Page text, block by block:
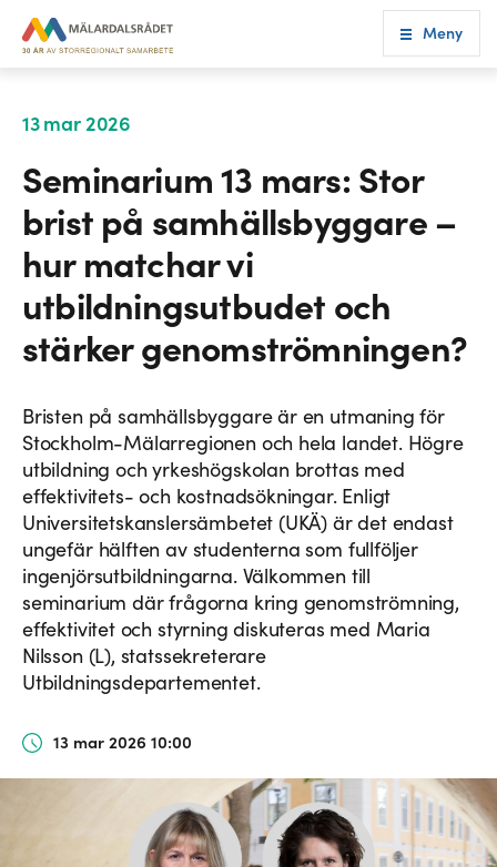
Meny
13 mar 2026
Seminarium 13 mars: Stor
brist på samhällsbyggare –
hur matchar vi
utbildningsutbudet och
stärker genomströmningen?
Bristen på samhällsbyggare är en utmaning för
Stockholm-Mälarregionen och hela landet. Högre
utbildning och yrkeshögskolan brottas med
effektivitets- och kostnadsökningar. Enligt
Universitetskanslersämbetet (UKÄ) är det endast
ungefär hälften av studenterna som fullföljer
ingenjörsutbildningarna. Välkommen till
seminarium där frågorna kring genomströmning,
effektivitet och styrning diskuteras med Maria
Nilsson (L), statssekreterare
Utbildningsdepartementet.
13 mar 2026 10:00